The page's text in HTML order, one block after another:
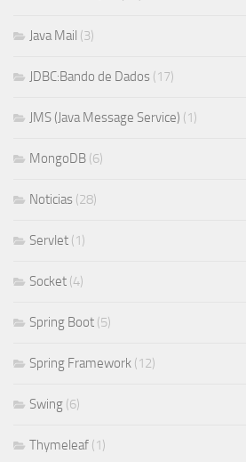
Java Mail (3)
JDBC:Bando de Dados (17)
JMS (Java Message Service) (1)
MongoDB (6)
Noticias (28)
Servlet (1)
Socket (4)
Spring Boot (5)
Spring Framework (12)
Swing (6)
Thymeleaf (1)